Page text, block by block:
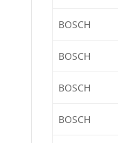
BOSCH
BOSCH
BOSCH
BOSCH